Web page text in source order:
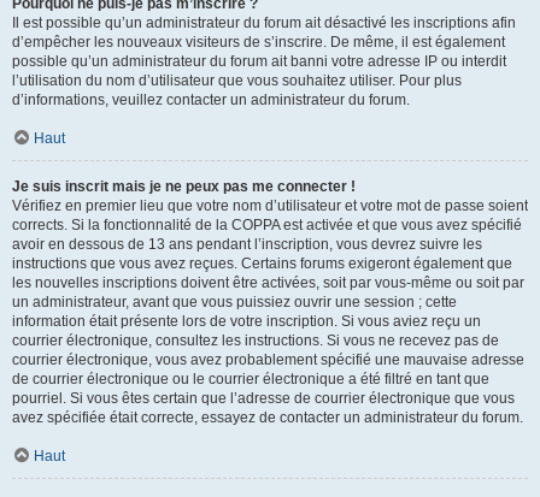
Pourquoi ne puis-je pas m’inscrire ?
Il est possible qu’un administrateur du forum ait désactivé les inscriptions afin
d’empêcher les nouveaux visiteurs de s’inscrire. De même, il est également
possible qu’un administrateur du forum ait banni votre adresse IP ou interdit
l’utilisation du nom d’utilisateur que vous souhaitez utiliser. Pour plus
d’informations, veuillez contacter un administrateur du forum.
Haut
Je suis inscrit mais je ne peux pas me connecter !
Vérifiez en premier lieu que votre nom d’utilisateur et votre mot de passe soient
corrects. Si la fonctionnalité de la COPPA est activée et que vous avez spécifié
avoir en dessous de 13 ans pendant l’inscription, vous devrez suivre les
instructions que vous avez reçues. Certains forums exigeront également que
les nouvelles inscriptions doivent être activées, soit par vous-même ou soit par
un administrateur, avant que vous puissiez ouvrir une session ; cette
information était présente lors de votre inscription. Si vous aviez reçu un
courrier électronique, consultez les instructions. Si vous ne recevez pas de
courrier électronique, vous avez probablement spécifié une mauvaise adresse
de courrier électronique ou le courrier électronique a été filtré en tant que
pourriel. Si vous êtes certain que l’adresse de courrier électronique que vous
avez spécifiée était correcte, essayez de contacter un administrateur du forum.
Haut